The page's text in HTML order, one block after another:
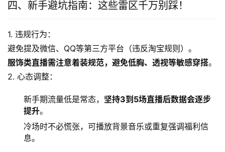
四、新手避坑指南：这些雷区千万别踩！
1. 违规行为：
避免提及微信、QQ等第三方平台（违反淘宝规则）。
服饰类直播需注意着装规范，避免低胸、透视等敏感穿搭。
2. 心态调整：
新手期流量低是常态， 坚持3到5场直播后数据会逐步
提升。
冷场时不必慌张，可播放背景音乐或重复强调福利信
息。